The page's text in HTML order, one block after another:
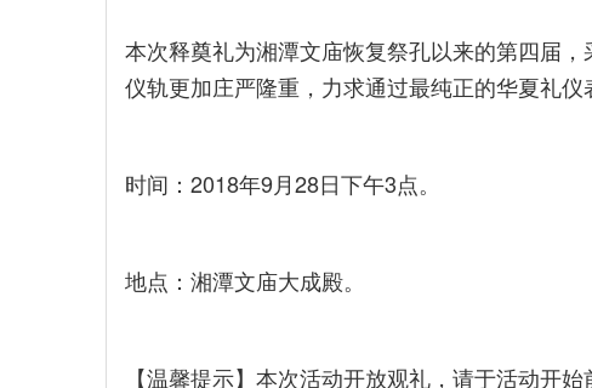
本次释奠礼为湘潭文庙恢复祭孔以来的第四届
仪轨更加庄严隆重，力求通过最纯正的华夏礼仪
时间：2018年9月28日下午3点。
地点：湘潭文庙大成殿。
【温馨提示】本次活动开放观礼，请于活动开